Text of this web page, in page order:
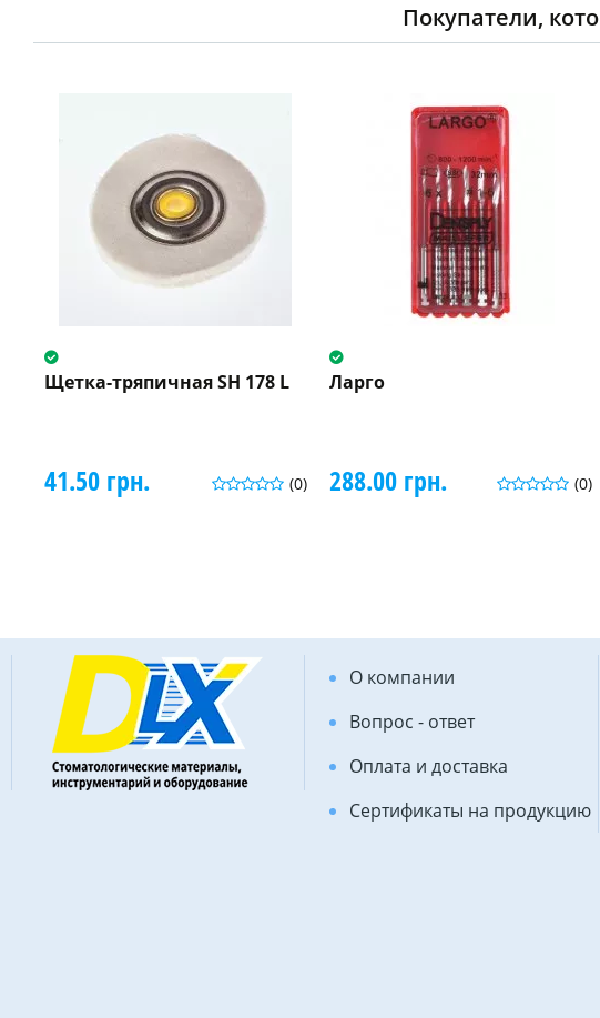
Покупатели,
Щетка-тряпичная SH 178 L
(0)
41.50 грн.
Ларго
(0)
288.00 грн.
О компании
Вопрос - ответ
Оплата и доставка
Сертификаты на продукцию